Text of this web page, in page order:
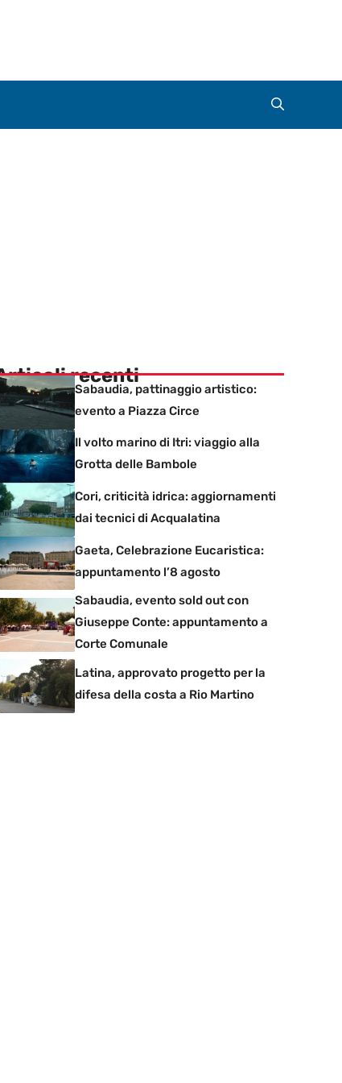
recenti
Sabaudia, pattinaggio artistico:
evento a Piazza Circe
Il volto marino di Itri: viaggio alla
Grotta delle Bambole
Cori, criticità idrica: aggiornamenti
dai tecnici di Acqualatina
Gaeta, Celebrazione Eucaristica:
appuntamento l’8 agosto
Sabaudia, evento sold out con
Giuseppe Conte: appuntamento a
Corte Comunale
Latina, approvato progetto per la
difesa della costa a Rio Martino